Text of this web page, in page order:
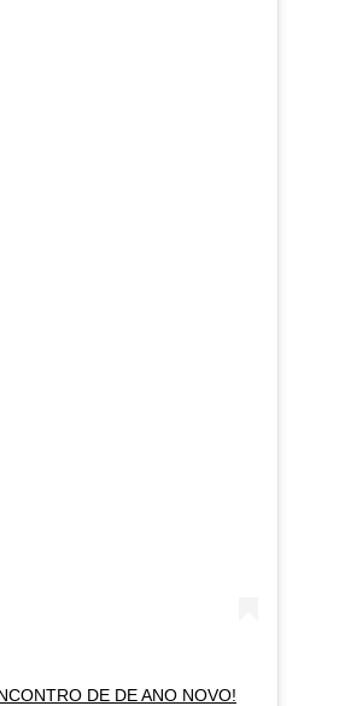
DE DE ANO NOVO!